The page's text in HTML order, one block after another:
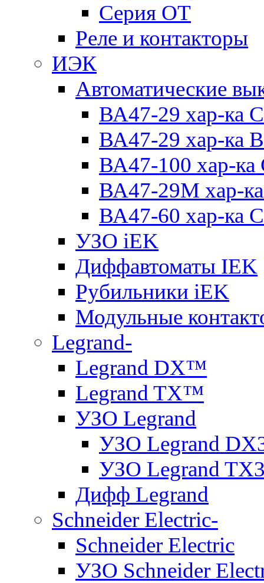
Серия ОТ
Реле и контакторы
ИЭК
Автоматические
ВА47-29 хар-ка C
ВА47-29 хар-ка B
ВА47-100 хар-ка
ВА47-29M хар-
ВА47-60 хар-ка C
УЗО iEK
Диффавтоматы IEK
Рубильники iEK
Модульные
Legrand-
Legrand DX™
Legrand TX™
УЗО Legrand
УЗО Legrand
УЗО Legrand
Дифф Legrand
Schneider Electric-
Schneider Electric
УЗО Schneider